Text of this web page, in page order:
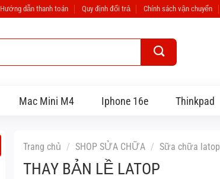
Hướng dẫn thanh toán Quy định đổi trả Chính sách vận chuyển
Mac Mini M4 Iphone 16e Thinkpad
Trang chủ / SHOP SỬA CHỮA / Sữa chữa latop
THAY BẢN LỀ LATOP